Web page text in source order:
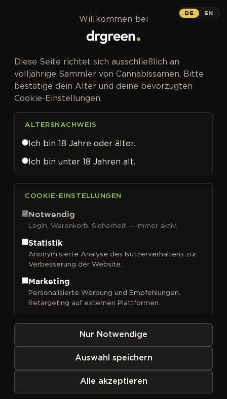
Sensi Seeds
Sortieren nach
DE EN
Willkommen bei
Diese Seite richtet sich ausschließlich an
volljährige Sammler von Cannabissamen. Bitte
bestätige dein Alter und deine bevorzugten
Cookie-Einstellungen.
ALTERSNACHWEIS
Ich bin 18 Jahre oder älter.
Ich bin unter 18 Jahren alt.
COOKIE-EINSTELLUNGEN
Notwendig
Login, Warenkorb, Sicherheit — immer aktiv.
Statistik
Anonymisierte Analyse des Nutzerverhaltens zur
Verbesserung der Website.
Marketing
Personalisierte Werbung und Empfehlungen.
Retargeting auf externen Plattformen.
Nur Notwendige
Auswahl speichern
Alle akzeptieren